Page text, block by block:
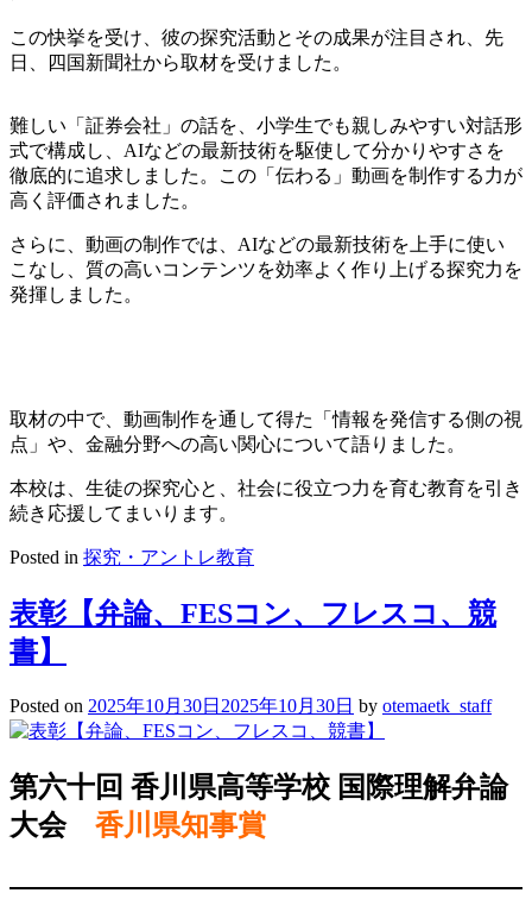
この快挙を受け、彼の探究活動とその成果が注目され、先
日、四国新聞社から取材を受けました。
難しい「証券会社」の話を、小学生でも親しみやすい対話形
式で構成し、AIなどの最新技術を駆使して分かりやすさを
徹底的に追求しました。この「伝わる」動画を制作する力が
高く評価されました。
さらに、動画の制作では、AIなどの最新技術を上手に使い
こなし、質の高いコンテンツを効率よく作り上げる探究力を
発揮しました。
取材の中で、動画制作を通して得た「情報を発信する側の視
点」や、金融分野への高い関心について語りました。
本校は、生徒の探究心と、社会に役立つ力を育む教育を引き
続き応援してまいります。
Posted in 探究・アントレ教育
表彰【弁論、FESコン、フレスコ、競
書】
Posted on 2025年10月30日 2025年10月30日 by otemaetk_staff
第六十回 香川県高等学校 国際理解弁論
大会 香川県知事賞